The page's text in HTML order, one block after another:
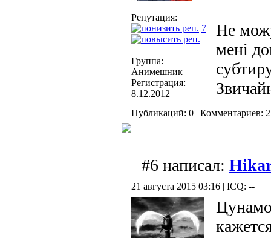
Репутация:
7
Группа:
Анимешник
Регистрация:
8.12.2012
Не
мені
Публикаций: 0 | Комментариев:
#6 написал:
21 августа 2015 03:16 | ICQ: --